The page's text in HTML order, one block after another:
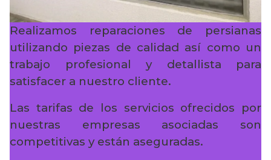
Realizamos reparaciones de persianas
utilizando piezas de calidad así como un
trabajo profesional y detallista para
satisfacer a nuestro cliente.
Las tarifas de los servicios ofrecidos por
nuestras empresas asociadas son
competitivas y están aseguradas.